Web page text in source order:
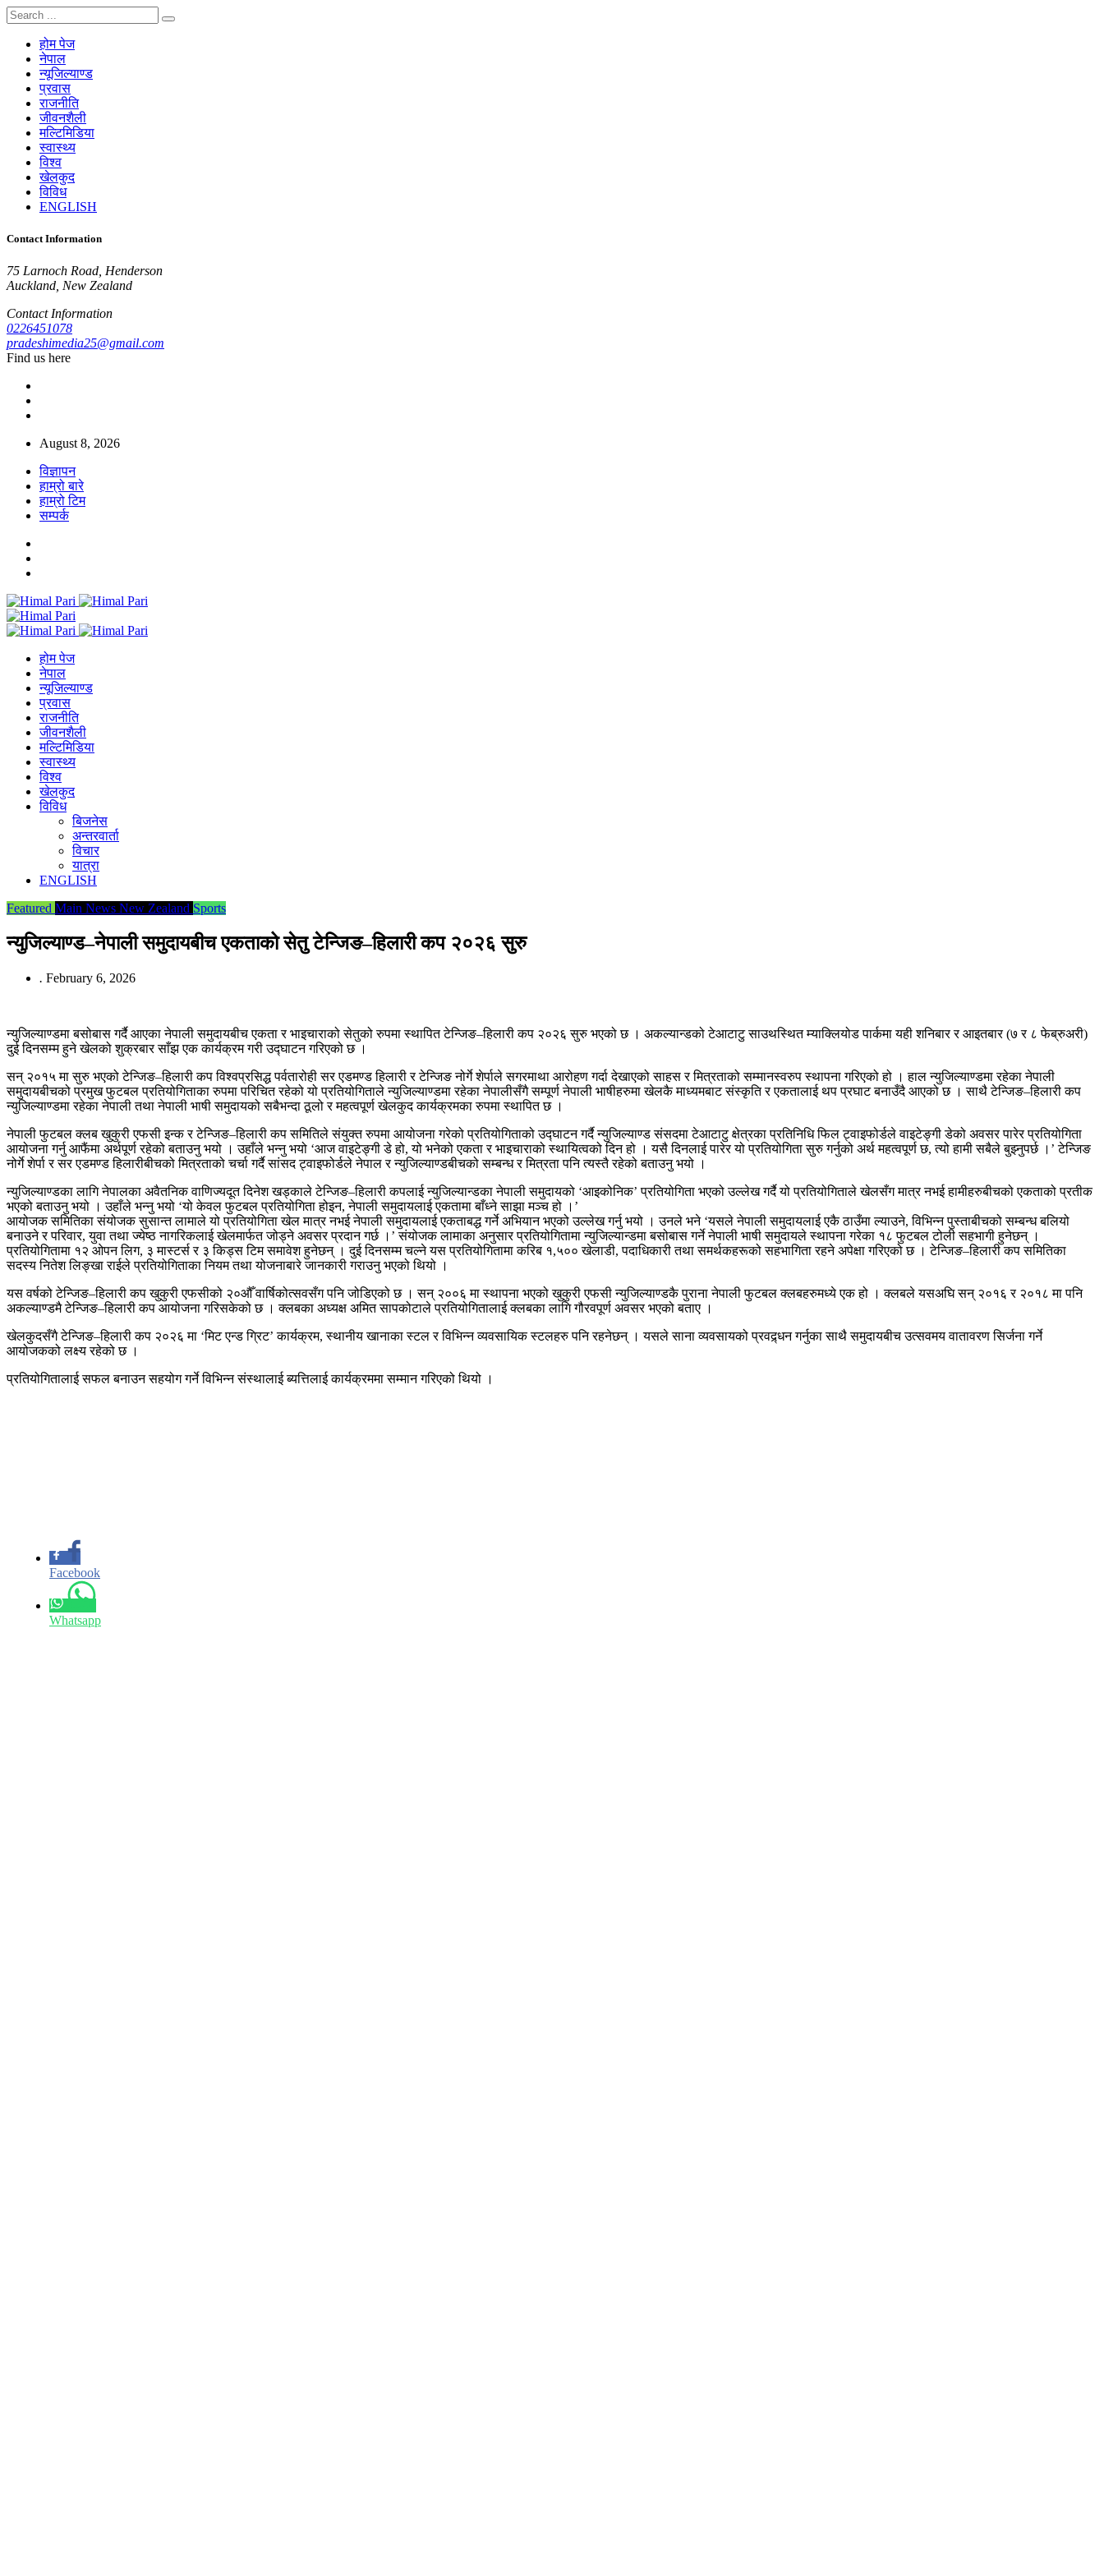
होम पेज
नेपाल
न्यूजिल्याण्ड
प्रवास
राजनीति
जीवनशैली
मल्टिमिडिया
स्वास्थ्य
विश्व
खेलकुद
विविध
ENGLISH
Contact Information
75 Larnoch Road, Henderson
Auckland, New Zealand
Contact Information
0226451078
pradeshimedia25@gmail.com
Find us here
August 8, 2026
विज्ञापन
हाम्रो बारे
हाम्रो टिम
सम्पर्क
होम पेज
नेपाल
न्यूजिल्याण्ड
प्रवास
राजनीति
जीवनशैली
मल्टिमिडिया
स्वास्थ्य
विश्व
खेलकुद
विविध
बिजनेस
अन्तरवार्ता
विचार
यात्रा
ENGLISH
Featured Main News New Zealand Sports
न्युजिल्याण्ड–नेपाली समुदायबीच एकताको सेतु टेन्जिङ–हिलारी कप २०२६ सुरु
. February 6, 2026
न्युजिल्याण्डमा बसोबास गर्दै आएका नेपाली समुदायबीच एकता र भाइचाराको सेतुको रुपमा स्थापित टेन्जिङ–हिलारी कप २०२६ सुरु भएको छ । अकल्यान्डको टेआटाटु साउथस्थित म्याक्लियोड पार्कमा यही शनिबार र आइतबार (७ र ८ फेब्रुअरी)
दुई दिनसम्म हुने खेलको शुक्रबार साँझ एक कार्यक्रम गरी उद्घाटन गरिएको छ ।
सन् २०१५ मा सुरु भएको टेन्जिङ–हिलारी कप विश्वप्रसिद्ध पर्वतारोही सर एडमण्ड हिलारी र टेन्जिङ नोर्गे शेर्पाले सगरमाथा आरोहण गर्दा देखाएको साहस र मित्रताको सम्मानस्वरुप स्थापना गरिएको हो । हाल न्युजिल्याण्डमा रहेका नेपाली
समुदायबीचको प्रमुख फुटबल प्रतियोगिताका रुपमा परिचित रहेको यो प्रतियोगिताले न्युजिल्याण्डमा रहेका नेपालीसँगै सम्पूर्ण नेपाली भाषीहरुमा खेलकै माध्यमबाट संस्कृति र एकतालाई थप प्रघाट बनाउँदै आएको छ । साथै टेन्जिङ–हिलारी कप
न्युजिल्याण्डमा रहेका नेपाली तथा नेपाली भाषी समुदायको सबैभन्दा ठूलो र महत्वपूर्ण खेलकुद कार्यक्रमका रुपमा स्थापित छ ।
नेपाली फुटबल क्लब खुकुरी एफसी इन्क र टेन्जिङ–हिलारी कप समितिले संयुक्त रुपमा आयोजना गरेको प्रतियोगिताको उद्घाटन गर्दै न्युजिल्याण्ड संसदमा टेआटाटु क्षेत्रका प्रतिनिधि फिल ट्वाइफोर्डले वाइटेङ्गी डेको अवसर पारेर प्रतियोगिता
आयोजना गर्नु आफैंमा अर्थपूर्ण रहेको बताउनु भयो । उहाँले भन्नु भयो ‘आज वाइटेङ्गी डे हो, यो भनेको एकता र भाइचाराको स्थायित्वको दिन हो । यसै दिनलाई पारेर यो प्रतियोगिता सुरु गर्नुको अर्थ महत्वपूर्ण छ, त्यो हामी सबैले बुझ्नुपर्छ ।’ टेन्जिङ
नोर्गे शेर्पा र सर एडमण्ड हिलारीबीचको मित्रताको चर्चा गर्दै सांसद ट्वाइफोर्डले नेपाल र न्युजिल्याण्डबीचको सम्बन्ध र मित्रता पनि त्यस्तै रहेको बताउनु भयो ।
न्युजिल्याण्डका लागि नेपालका अवैतनिक वाणिज्यदूत दिनेश खड्काले टेन्जिङ–हिलारी कपलाई न्युजिल्यान्डका नेपाली समुदायको ‘आइकोनिक’ प्रतियोगिता भएको उल्लेख गर्दै यो प्रतियोगिताले खेलसँग मात्र नभई हामीहरुबीचको एकताको प्रतीक
भएको बताउनु भयो । उहाँले भन्नु भयो ‘यो केवल फुटबल प्रतियोगिता होइन, नेपाली समुदायलाई एकतामा बाँध्ने साझा मञ्च हो ।’
आयोजक समितिका संयोजक सुसान्त लामाले यो प्रतियोगिता खेल मात्र नभई नेपाली समुदायलाई एकताबद्ध गर्ने अभियान भएको उल्लेख गर्नु भयो । उनले भने ‘यसले नेपाली समुदायलाई एकै ठाउँमा ल्याउने, विभिन्न पुस्ताबीचको सम्बन्ध बलियो
बनाउने र परिवार, युवा तथा ज्येष्ठ नागरिकलाई खेलमार्फत जोड्ने अवसर प्रदान गर्छ ।’ संयोजक लामाका अनुसार प्रतियोगितामा न्युजिल्यान्डमा बसोबास गर्ने नेपाली भाषी समुदायले स्थापना गरेका १८ फुटबल टोली सहभागी हुनेछन् ।
प्रतियोगितामा १२ ओपन लिग, ३ मास्टर्स र ३ किड्स टिम समावेश हुनेछन् । दुई दिनसम्म चल्ने यस प्रतियोगितामा करिब १,५०० खेलाडी, पदाधिकारी तथा समर्थकहरूको सहभागिता रहने अपेक्षा गरिएको छ । टेन्जिङ–हिलारी कप समितिका
सदस्य नितेश लिङ्खा राईले प्रतियोगिताका नियम तथा योजनाबारे जानकारी गराउनु भएको थियो ।
यस वर्षको टेन्जिङ–हिलारी कप खुकुरी एफसीको २०औँ वार्षिकोत्सवसँग पनि जोडिएको छ । सन् २००६ मा स्थापना भएको खुकुरी एफसी न्युजिल्याण्डकै पुराना नेपाली फुटबल क्लबहरुमध्ये एक हो । क्लबले यसअघि सन् २०१६ र २०१८ मा पनि
अकल्याण्डमै टेन्जिङ–हिलारी कप आयोजना गरिसकेको छ । क्लबका अध्यक्ष अमित सापकोटाले प्रतियोगितालाई क्लबका लागि गौरवपूर्ण अवसर भएको बताए ।
खेलकुदसँगै टेन्जिङ–हिलारी कप २०२६ मा ‘मिट एन्ड ग्रिट’ कार्यक्रम, स्थानीय खानाका स्टल र विभिन्न व्यवसायिक स्टलहरु पनि रहनेछन् । यसले साना व्यवसायको प्रवद्र्धन गर्नुका साथै समुदायबीच उत्सवमय वातावरण सिर्जना गर्ने
आयोजकको लक्ष्य रहेको छ ।
प्रतियोगितालाई सफल बनाउन सहयोग गर्ने विभिन्न संस्थालाई ब्यत्तिलाई कार्यक्रममा सम्मान गरिएको थियो ।
Facebook
Whatsapp